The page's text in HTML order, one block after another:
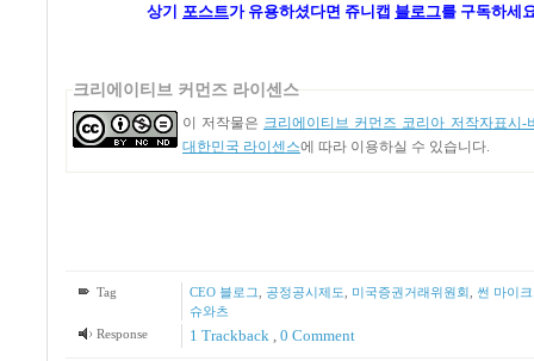
상기 포스트가 유용하셨다면 쥬니캡 블로그를 구독하세
크리에이티브 커먼즈 라이센스
이 저작물은 크리에이티브 커먼즈 코리아 저작자표시-
대한민국 라이센스에 따라 이용하실 수 있습니다.
Tag CEO 블로그 공정공시제도 미국증권거래위원회
썬 마이
슈와츠
Response
1 Trackback 0 Comment